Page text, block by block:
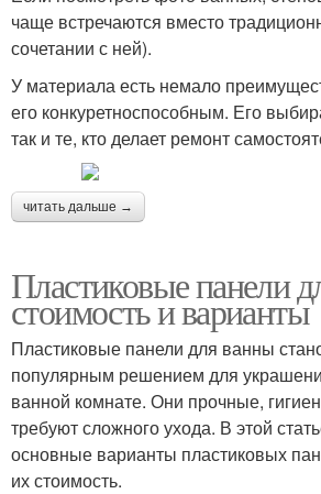
чаще встречаются вместо
сочетании с ней).
У материала есть немало
его конкуретноспособным. Его
так и те, кто делает ремонт
читать дальше →
Пластиковые панели
стоимость и варианты
Пластиковые панели для ванны
популярным решением для
ванной комнате. Они прочные,
требуют сложного ухода. В этой
основные варианты пластиковых
их стоимость.